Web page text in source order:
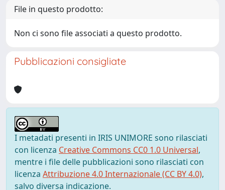
File in questo prodotto:
Non ci sono file associati a questo prodotto.
Pubblicazioni consigliate
I metadati presenti in IRIS UNIMORE sono rilasciati
con licenza Creative Commons CC0 1.0 Universal,
mentre i file delle pubblicazioni sono rilasciati con
licenza Attribuzione 4.0 Internazionale (CC BY 4.0),
salvo diversa indicazione.